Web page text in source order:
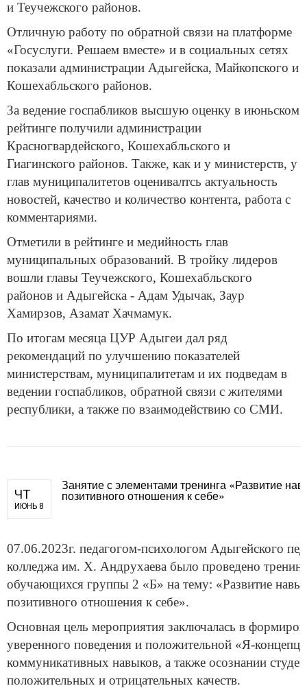
и Теучежского районов.
Отличную работу по обратной связи на платформе
«Госуслуги. Решаем вместе» и в социальных сетях
показали администрации Адыгейска, Майкопского и
Кошехабльского районов.
За ведение госпабликов высшую оценку в июньском
рейтинге получили администрации
Красногвардейского, Кошехабльского и
Гиагинского районов. Также, как и у министерств, у
глав муниципалитетов оценивалтсь актуальность
новостей, качество и количество контента, работа с
комментариями.
Отметили в рейтинге и медийность глав
муниципальных образований. В тройку лидеров
вошли главы Теучежского, Кошехабльского
районов и Адыгейска - Адам Удычак, Заур
Хамирзов, Азамат Хачмамук.
По итогам месяца ЦУР Адыгеи дал ряд
рекомендаций по улучшению показателей
министерствам, муниципалитетам и их подведам в
ведении госпабликов, обратной связи с жителями
республики, а также по взаимодействию со СМИ.
ЧТ
ИЮНЬ 8
Занятие с элементами тренинга «Развитие
позитивного отношения к себе»
07.06.2023г. педагогом-психологом Адыгейского
колледжа им. Х. Андрухаева было проведено
обучающихся группы 2 «Б» на тему: «Развитие
позитивного отношения к себе».
Основная цель мероприятия заключалась в
уверенного поведения и положительной «Я-
коммуникативных навыков, а также осознании
положительных и отрицательных качеств.